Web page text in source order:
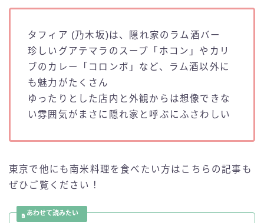
タフィア (乃木坂)は、隠れ家のラム酒バー
珍しいグアテマラのスープ「ホコン」やカリ
ブのカレー「コロンボ」など、ラム酒以外に
も魅力がたくさん
ゆったりとした店内と外観からは想像できな
い雰囲気がまさに隠れ家と呼ぶにふさわしい
東京で他にも南米料理を食べたい方はこちらの記事も
ぜひご覧ください！